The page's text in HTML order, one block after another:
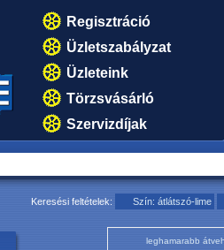
Regisztráció
Üzletszabályzat
Üzleteink
Törzsvásárló
Szervizdíjak
Keresési feltételek: Szín: átlátszó-lime
leghamarabb